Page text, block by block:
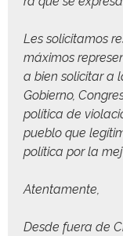
Les solici­ta­mos
máx­i­mos
a bien solic­i­tar a
Gob­ier­no,
políti­ca de
pueblo que
políti­ca por la
Aten­ta­mente,
Des­de fuera de